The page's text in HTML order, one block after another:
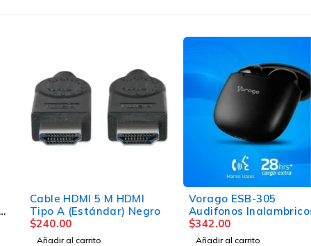
Cable HDMI 5 M HDMI
Tipo A (Estándar) Negro
240.00
Añadir al carrito
Vorago ESB-305
Audifonos Inalambricos
Earbuds Bluetooth 5.3
TWS IPX6 Manos Libres
342.00
Añadir al carrito